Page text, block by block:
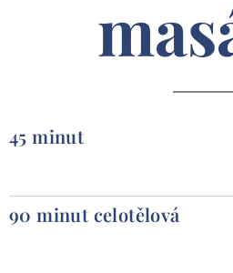
45 minut
90 minut celotělová